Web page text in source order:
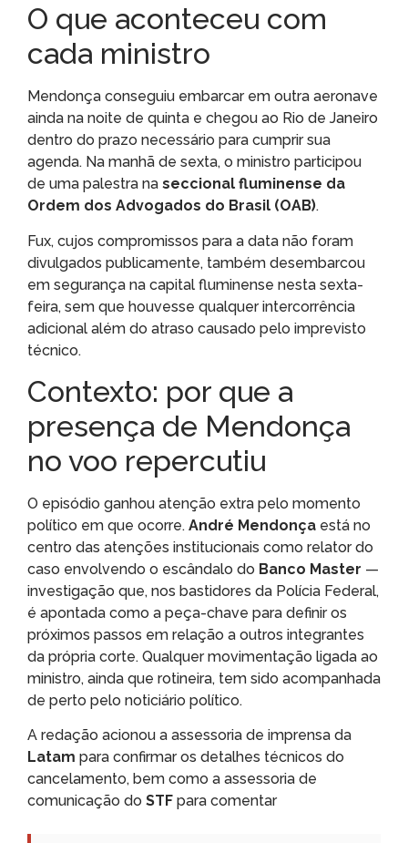
O que aconteceu com
cada ministro
Mendonça conseguiu embarcar em outra aeronave
ainda na noite de quinta e chegou ao Rio de Janeiro
dentro do prazo necessário para cumprir sua
agenda. Na manhã de sexta, o ministro participou
de uma palestra na seccional fluminense da
Ordem dos Advogados do Brasil (OAB).
Fux, cujos compromissos para a data não foram
divulgados publicamente, também desembarcou
em segurança na capital fluminense nesta sexta-
feira, sem que houvesse qualquer intercorrência
adicional além do atraso causado pelo imprevisto
técnico.
Contexto: por que a
presença de Mendonça
no voo repercutiu
O episódio ganhou atenção extra pelo momento
político em que ocorre. André Mendonça está no
centro das atenções institucionais como relator do
caso envolvendo o escândalo do Banco Master —
investigação que, nos bastidores da Polícia Federal,
é apontada como a peça-chave para definir os
próximos passos em relação a outros integrantes
da própria corte. Qualquer movimentação ligada ao
ministro, ainda que rotineira, tem sido acompanhada
de perto pelo noticiário político.
A redação acionou a assessoria de imprensa da
Latam para confirmar os detalhes técnicos do
cancelamento, bem como a assessoria de
comunicação do STF para comentar